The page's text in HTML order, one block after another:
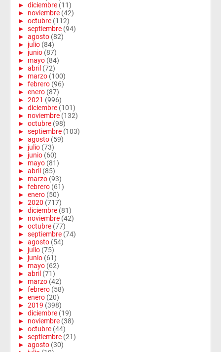
► diciembre (11)
► noviembre (42)
► octubre (112)
► septiembre (94)
► agosto (82)
► julio (84)
► junio (87)
► mayo (84)
► abril (72)
► marzo (100)
► febrero (96)
► enero (87)
► 2021 (996)
► diciembre (101)
► noviembre (132)
► octubre (98)
► septiembre (103)
► agosto (59)
► julio (73)
► junio (60)
► mayo (81)
► abril (85)
► marzo (93)
► febrero (61)
► enero (50)
► 2020 (717)
► diciembre (81)
► noviembre (42)
► octubre (77)
► septiembre (74)
► agosto (54)
► julio (75)
► junio (61)
► mayo (62)
► abril (71)
► marzo (42)
► febrero (58)
► enero (20)
► 2019 (398)
► diciembre (19)
► noviembre (38)
► octubre (44)
► septiembre (21)
► agosto (30)